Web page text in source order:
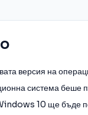
версия на
система беше
10 ще бъде